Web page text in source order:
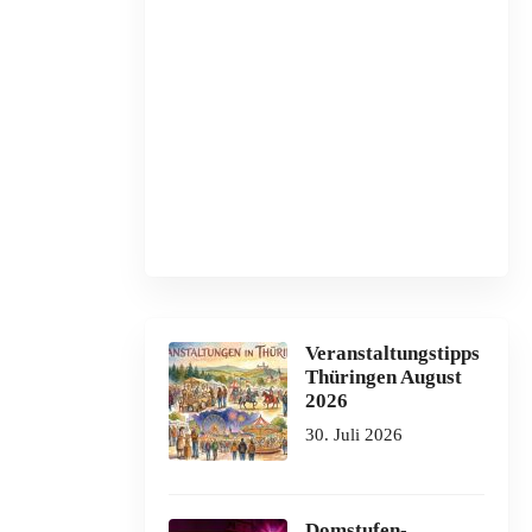
Veranstaltungstipps
Thüringen August
2026
30. Juli 2026